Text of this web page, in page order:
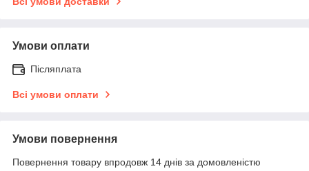
Умови оплати
Післяплата
Всі умови оплати
Умови повернення
Повернення товару впродовж 14 днів за домовленістю